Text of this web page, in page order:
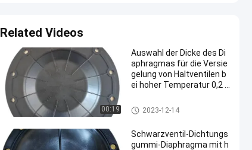
Related Videos
00:19
Auswahl der Dicke des Di
aphragmas für die Versie
gelung von Haltventilen b
ei hoher Temperatur 0,2 -
Ventil-Gummimembran
2023-12-14
Schwarzventil-Dichtungs
gummi-Diaphragma mit h